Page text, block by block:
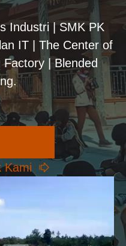
Industri | SMK PK
IT | The Center of
| Blended
Kami